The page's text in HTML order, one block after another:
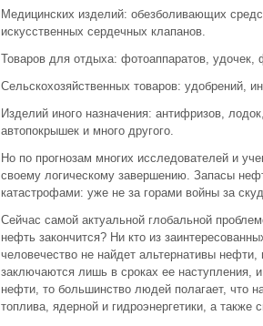
Медицинских изделий: обезболивающих
искусственных сердечных клапанов.
Товаров для отдыха: фотоаппаратов,
Сельскохозяйственных товаров: удобрений,
Изделий иного назначения: антифризов,
автопокрышек и много другого.
Но по прогнозам многих исследователей и
своему логическому завершению. Запасы
катастрофами: уже не за горами войны за
Сейчас самой актуальной глобальной
нефть закончится? Ни кто из
человечество не найдет альтернативы
заключаются лишь в сроках ее наступления,
нефти, то большинство людей полагает, что
топлива, ядерной и гидроэнергетики, а также